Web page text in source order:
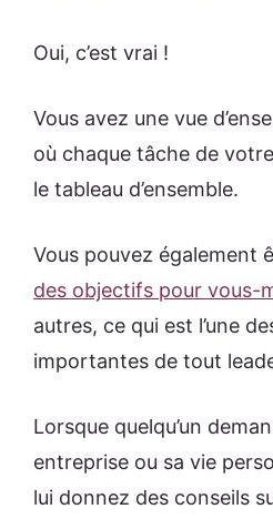
Oui, c’est vrai !
Vous avez une vue
où chaque tâche de
le tableau d’ensemble.
Vous pouvez également
des objectifs pour vous-
autres, ce qui est l’une
importantes de tout
Lorsque quelqu’un
entreprise ou sa vie
lui donnez des conseils